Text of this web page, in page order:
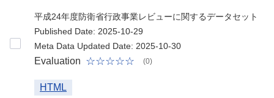
平成24年度防衛省行政事業レビューに関するデータセット
Published Date: 2025-10-29
Meta Data Updated Date: 2025-10-30
Evaluation (0)
HTML